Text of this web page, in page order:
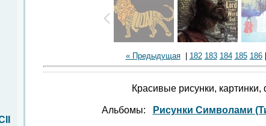
« Предыдущая| 182 183 184 185 186
Красивые рисунки,
Альбомы: Рисунки Символами